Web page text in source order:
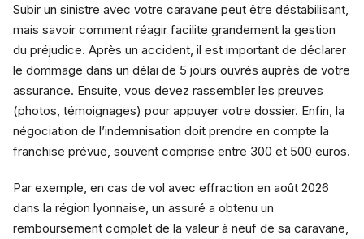
Subir un sinistre avec votre caravane peut être déstabilisant,
mais savoir comment réagir facilite grandement la gestion
du préjudice. Après un accident, il est important de déclarer
le dommage dans un délai de 5 jours ouvrés auprès de votre
assurance. Ensuite, vous devez rassembler les preuves
(photos, témoignages) pour appuyer votre dossier. Enfin, la
négociation de l’indemnisation doit prendre en compte la
franchise prévue, souvent comprise entre 300 et 500 euros.
Par exemple, en cas de vol avec effraction en août 2026
dans la région lyonnaise, un assuré a obtenu un
remboursement complet de la valeur à neuf de sa caravane,